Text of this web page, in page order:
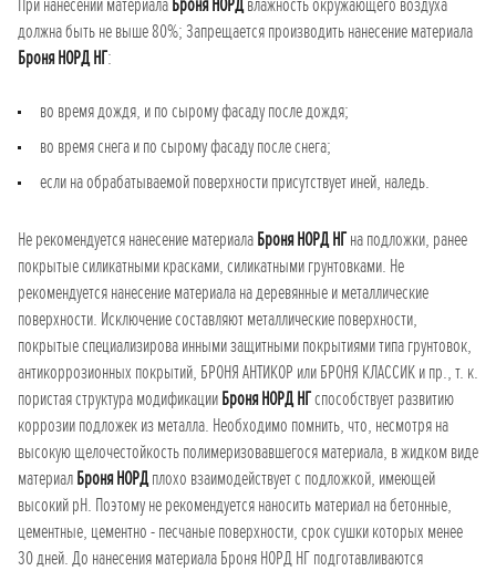
При нанесении материалаБроня НОРДвлажность окружающего воздуха
должна быть не выше 80%; Запрещается производить нанесение материала
Броня НОРД НГ:
во время дождя, и по сырому фасаду после дождя;
во время снега и по сырому фасаду после снега;
если на обрабатываемой поверхности присутствует иней, наледь.
Не рекомендуется нанесение материалаБроня НОРД НГна подложки, ранее
покрытые силикатными красками, силикатными грунтовками. Не
рекомендуется нанесение материала на деревянные и металлические
поверхности. Исключение составляют металлические поверхности,
покрытые специализирова инными защитными покрытиями типа грунтовок,
антикоррозионных покрытий, БРОНЯ АНТИКОР или БРОНЯ КЛАССИК и пр., т. к.
пористая структура модификацииБроня НОРД НГспособствует развитию
коррозии подложек из металла. Необходимо помнить, что, несмотря на
высокую щелочестойкость полимеризовавшегося материала, в жидком виде
материалБроня НОРДплохо взаимодействует с подложкой, имеющей
высокий рН. Поэтому не рекомендуется наносить материал на бетонные,
цементные, цементно - песчаные поверхности, срок сушки которых менее
30 дней. До нанесения материала Броня НОРД НГ подготавливаются